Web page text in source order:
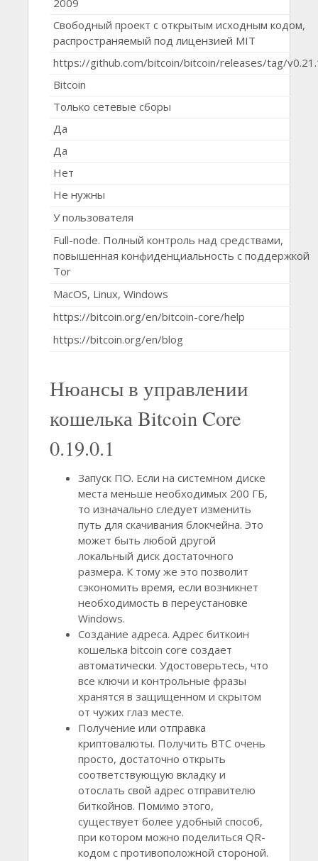
2009
Свободный проект с открытым исходным кодом,
распространяемый под лицензией MIT
https://github.com/bitcoin/bitcoin/releases/tag/
Bitcoin
Только сетевые сборы
Да
Да
Нет
Не нужны
У пользователя
Full-node. Полный контроль над средствами,
повышенная конфиденциальность с поддержкой
Tor
MacOS, Linux, Windows
https://bitcoin.org/en/bitcoin-core/help
https://bitcoin.org/en/blog
Нюансы в управлении
кошелька Bitcoin Core
0.19.0.1
Запуск ПО. Если на системном диске
места меньше необходимых 200 ГБ,
то изначально следует изменить
путь для скачивания блокчейна. Это
может быть любой другой
локальный диск достаточного
размера. К тому же это позволит
сэкономить время, если возникнет
необходимость в переустановке
Windows.
Создание адреса. Адрес биткоин
кошелька bitcoin core создает
автоматически. Удостоверьтесь, что
все ключи и контрольные фразы
хранятся в защищенном и скрытом
от чужих глаз месте.
Получение или отправка
криптовалюты. Получить ВТС очень
просто, достаточно открыть
соответствующую вкладку и
отослать свой адрес отправителю
биткойнов. Помимо этого,
существует более удобный способ,
при котором можно поделиться QR-
кодом с противоположной стороной.